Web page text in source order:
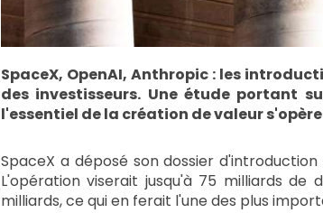
SpaceX, OpenAI, Anthropic : les
des investisseurs. Une étude portant
l'essentiel de la création de valeur
SpaceX a déposé son dossier
L'opération viserait jusqu'à 75 milliards de
milliards, ce qui en ferait l'une des plus